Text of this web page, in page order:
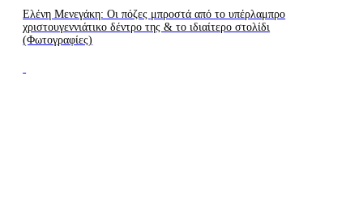
Ελένη Μενεγάκη: Οι πόζες μπροστά από το υπέρλαμπρο
χριστουγεννιάτικο δέντρο της & το ιδιαίτερο στολίδι
(Φωτογραφίες)